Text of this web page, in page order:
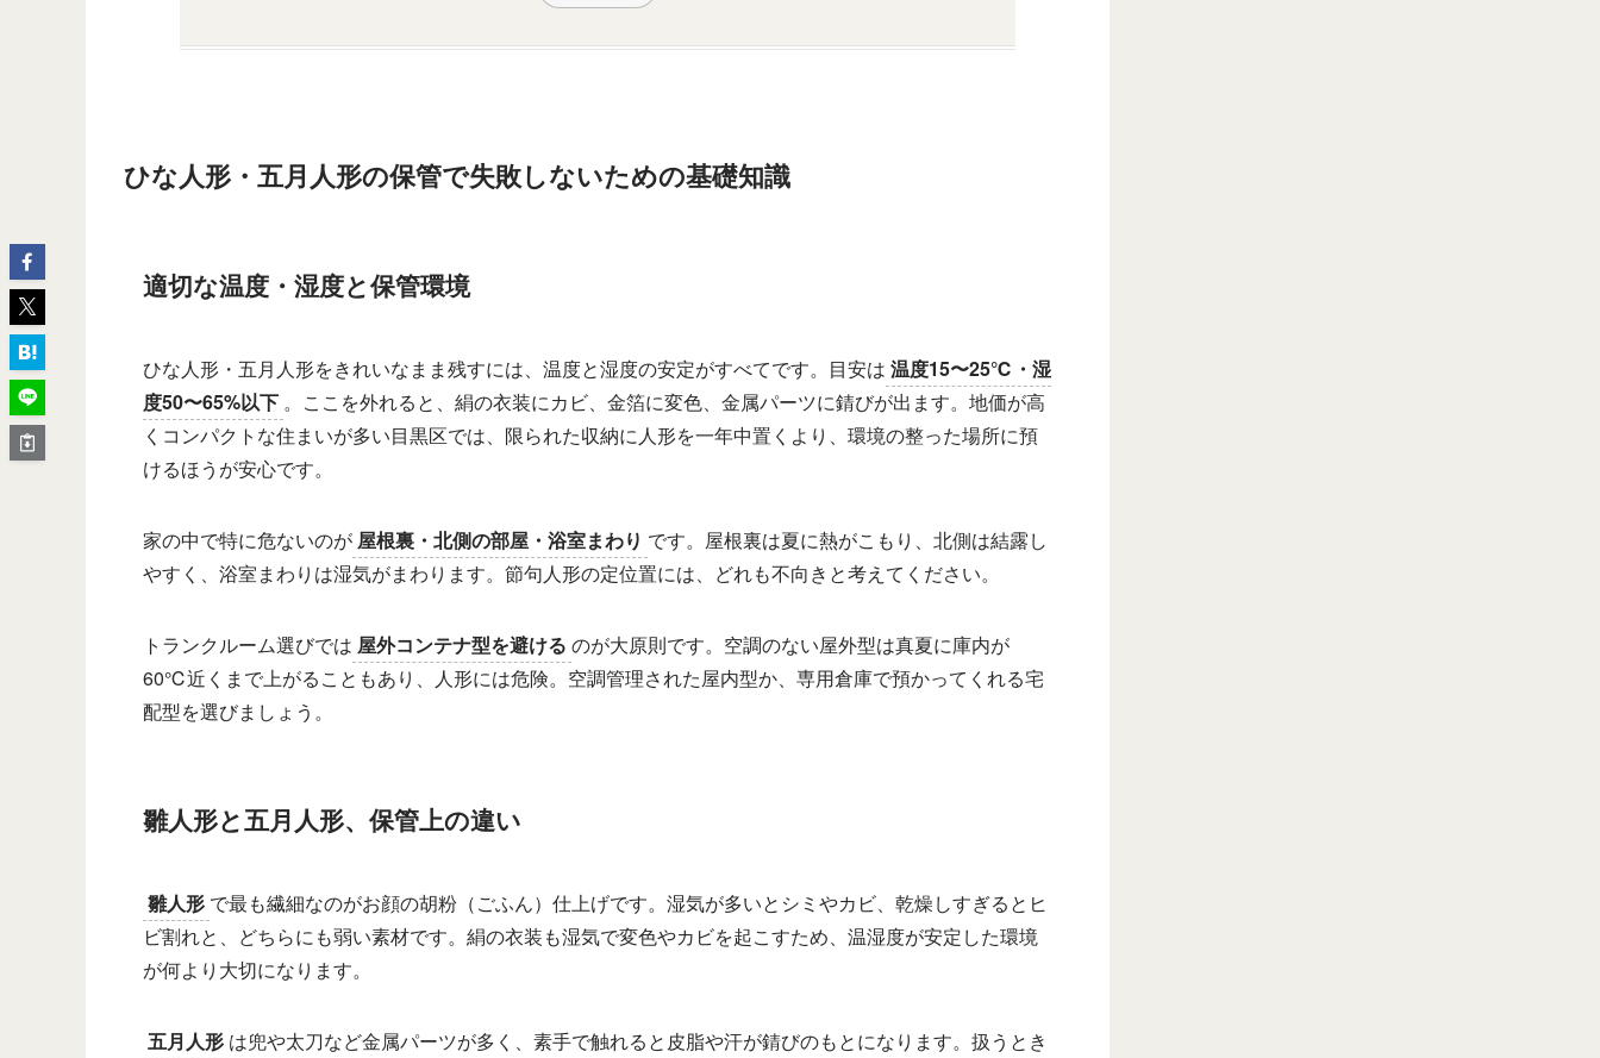
ひな人形・五月人形の保管で失敗しないための基礎知識
適切な温度・湿度と保管環境
ひな人形・五月人形をきれいなまま残すには、温度と湿度の安定がすべてです。目安は 温度15〜25℃・湿
度50〜65%以下 。ここを外れると、絹の衣装にカビ、金箔に変色、金属パーツに錆びが出ます。地価が高
くコンパクトな住まいが多い目黒区では、限られた収納に人形を一年中置くより、環境の整った場所に預
けるほうが安心です。
家の中で特に危ないのが 屋根裏・北側の部屋・浴室まわり です。屋根裏は夏に熱がこもり、北側は結露し
やすく、浴室まわりは湿気がまわります。節句人形の定位置には、どれも不向きと考えてください。
トランクルーム選びでは 屋外コンテナ型を避ける のが大原則です。空調のない屋外型は真夏に庫内が
60℃近くまで上がることもあり、人形には危険。空調管理された屋内型か、専用倉庫で預かってくれる宅
配型を選びましょう。
雛人形と五月人形、保管上の違い
雛人形 で最も繊細なのがお顔の胡粉（ごふん）仕上げです。湿気が多いとシミやカビ、乾燥しすぎるとヒ
ビ割れと、どちらにも弱い素材です。絹の衣装も湿気で変色やカビを起こすため、温湿度が安定した環境
が何より大切になります。
五月人形 は兜や太刀など金属パーツが多く、素手で触れると皮脂や汗が錆びのもとになります。扱うとき